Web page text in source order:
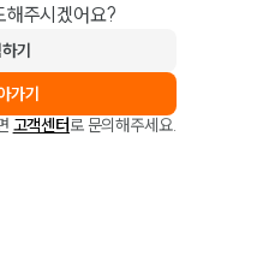
해주시겠어요?
기
가기
고객센터로 문의해주세요.